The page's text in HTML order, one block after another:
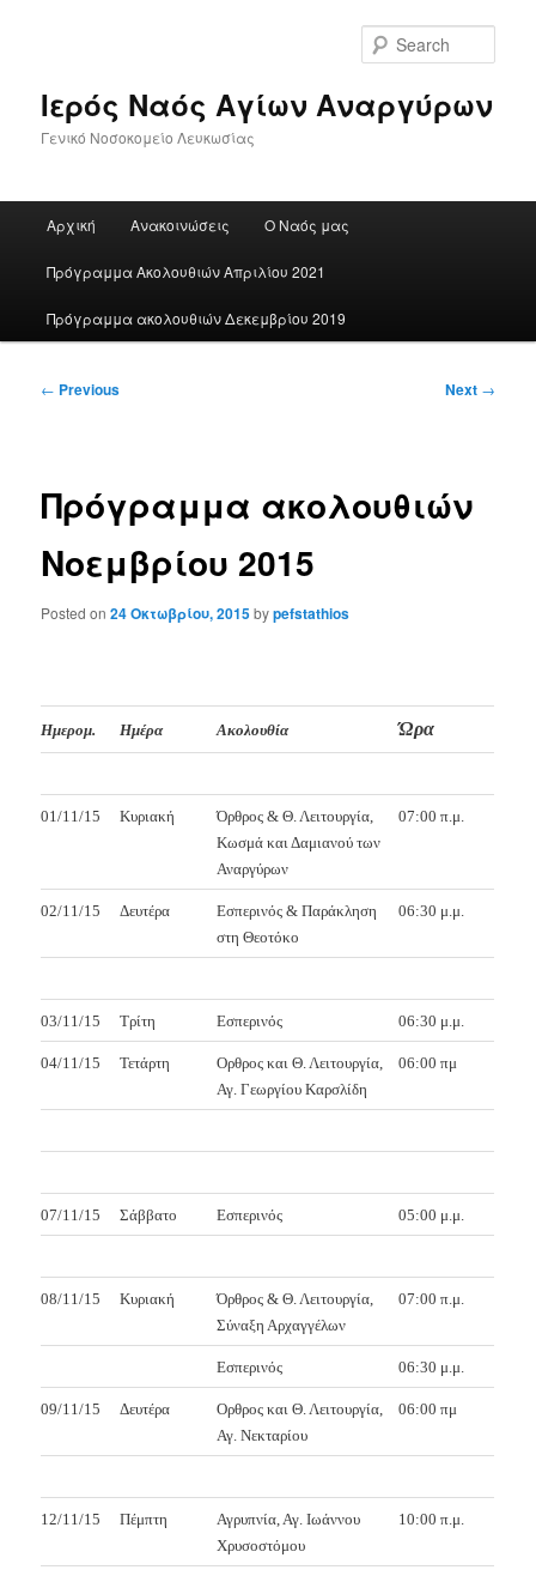
Ιερός Ναός Αγίων Αναργύρων
Γενικό Νοσοκομείο Λευκωσίας
Αρχική Ανακοινώσεις Ο Ναός μας
Πρόγραμμα Ακολουθιών Απριλίου 2021
Πρόγραμμα ακολουθιών Δεκεμβρίου 2019
Post
← Previous Next →
Πρόγραμμα ακολουθιών
Νοεμβρίου 2015
Posted on24 Οκτωβρίου, 2015bypefstathios
Ημερομ. Ημέρα Ακολουθία Ώρα
01/11/15 Κυριακή
Όρθρος & Θ. Λειτουργία,
Κωσμά και Δαμιανού των
Αναργύρων
07:00 π.μ.
02/11/15 Δευτέρα
Εσπερινός & Παράκληση
στη Θεοτόκο
06:30 μ.μ.
03/11/15 Τρίτη Εσπερινός 06:30 μ.μ.
04/11/15 Τετάρτη
Ορθρος και Θ. Λειτουργία,
Αγ. Γεωργίου Καρσλίδη
06:00 πμ
07/11/15 Σάββατο Εσπερινός 05:00 μ.μ.
08/11/15 Κυριακή
Όρθρος & Θ. Λειτουργία,
Σύναξη Αρχαγγέλων
07:00 π.μ.
Εσπερινός 06:30 μ.μ.
09/11/15 Δευτέρα
Ορθρος και Θ. Λειτουργία,
Αγ. Νεκταρίου
06:00 πμ
12/11/15 Πέμπτη
Αγρυπνία, Αγ. Ιωάννου
Χρυσοστόμου
10:00 π.μ.